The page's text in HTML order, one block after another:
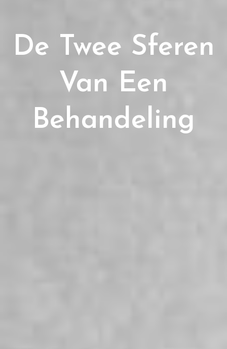
De Twee Sferen
Van Een
Behandeling